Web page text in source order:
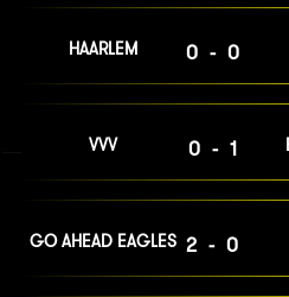
HAARLEM 0-0
VVV 0-1
GO AHEAD EAGLES 2-0